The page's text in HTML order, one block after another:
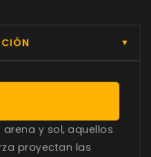
▼
y sol, aquellos
proyectan las